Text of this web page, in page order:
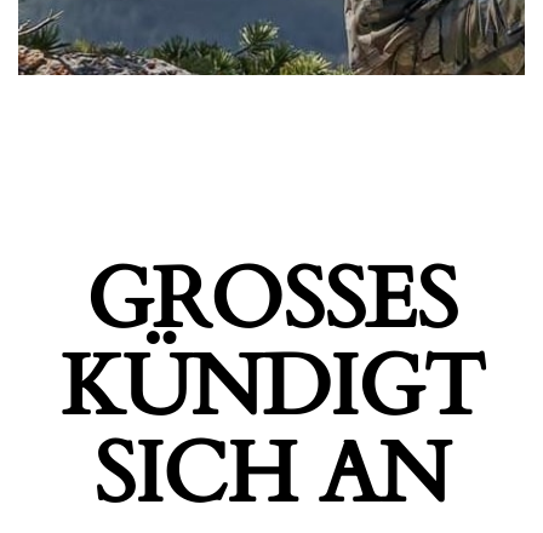
GROSSES K
ÜNDIGT S
ICH AN